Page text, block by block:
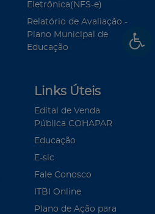
Eletrônica(NFS-e)
Relatório de Avaliação -
Plano Municipal de
Educação
Links Úteis
Edital de Venda
Pública COHAPAR
Educação
E-sic
Fale Conosco
ITBI Online
Plano de Ação para